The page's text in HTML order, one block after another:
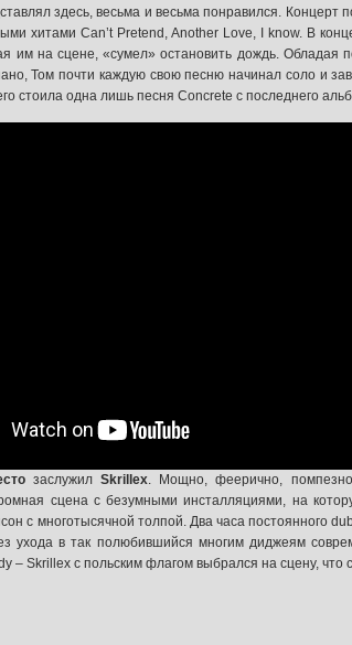
здесь, весьма и весьма понравился.
хитами Can’t Pretend, Another Love, I know. В
им на сцене, «сумел» остановить дождь.
Том почти каждую свою песню начинал соло и
стоила одна лишь песня Concrete с последнего
заслужилSkrillex. Мощно, феерично,
сцена с безумными инсталляциями, на
с многотысячной толпой. Два часа постоянного
ухода в так полюбившийся многим диджеям
– Skrillex с польским флагом выбрался на сцену, что